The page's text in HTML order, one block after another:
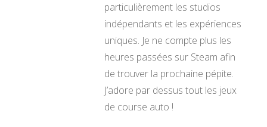
particulièrement les studios
indépendants et les expériences
uniques. Je ne compte plus les
heures passées sur Steam afin
de trouver la prochaine pépite.
J’adore par dessus tout les jeux
de course auto !